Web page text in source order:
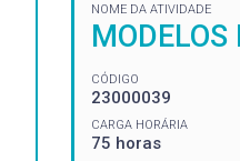
NOME DA ATIVIDADE
MODELOS
CÓDIGO
23000039
CARGA HORÁRIA
75 horas